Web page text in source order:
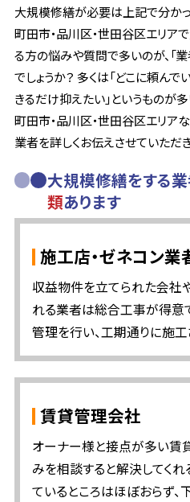
大規模修繕が必要は上記で分かっ
町田市・品川区・世田谷区エリア
る方の悩みや質問で多いのが、「
でしょうか？ 多くは「どこに頼ん
きるだけ抑えたい」というものが
町田市・品川区・世田谷区エリア
業者を詳しくお伝えさせていただき
大規模修繕をする
類あります
施工店・ゼネコン業
収益物件を立てられた会社
れる業者は総合工事が得意
管理を行い、工期通りに施工
賃貸管理会社
オーナー様と接点が多い賃
みを相談すると解決してく
ているところはほぼおらず